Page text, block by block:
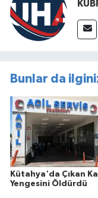
Bunlar da
Kütahya'da Çıkan
Yengesini Öldürdü